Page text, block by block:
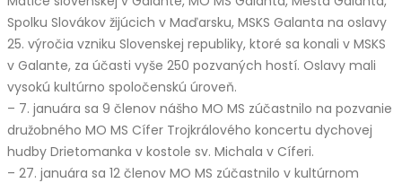
Spolku Slovákov žijúcich v Maďarsku, MSKS Galanta na oslavy
25. výročia vzniku Slovenskej republiky, ktoré sa konali v MSKS
v Galante, za účasti vyše 250 pozvaných hostí. Oslavy mali
vysokú kultúrno spoločenskú úroveň.
– 7. januára sa 9 členov nášho MO MS zúčastnilo na pozvanie
družobného MO MS Cífer Trojkrálového koncertu dychovej
hudby Drietomanka v kostole sv. Michala v Cíferi.
– 27. januára sa 12 členov MO MS zúčastnilo v kultúrnom